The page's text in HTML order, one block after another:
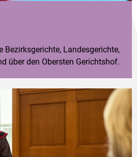
Bezirksgerichte, Landesgerichte,
über den Obersten Gerichtshof.